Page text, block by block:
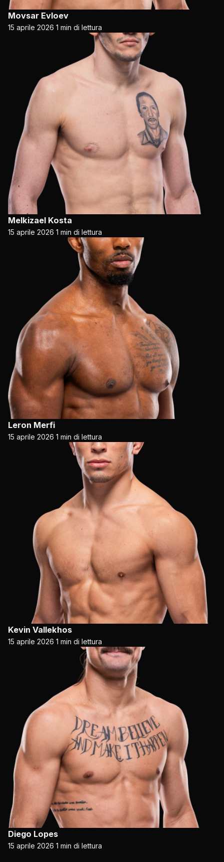
Movsar Evloev
15 aprile 2026 1 min di lettura
Melkizael Kosta
15 aprile 2026 1 min di lettura
Leron Merfi
15 aprile 2026 1 min di lettura
Kevin Vallekhos
15 aprile 2026 1 min di lettura
Diego Lopes
15 aprile 2026 1 min di lettura